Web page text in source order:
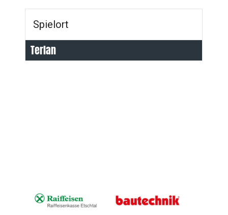
Spielort
Terlan